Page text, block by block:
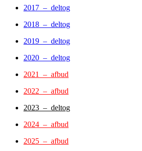
2017 – deltog
2018 – deltog
2019 – deltog
2020 – deltog
2021 – afbud
2022 – afbud
2023 – deltog
2024 – afbud
2025 – afbud